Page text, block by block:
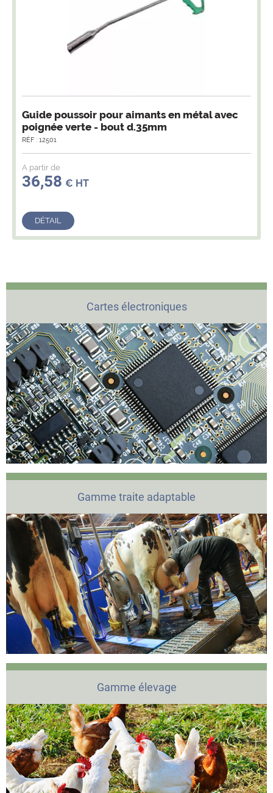
Guide poussoir pour aimants en métal avec
poignée verte - bout d.35mm
RÉF : 12501
A partir de
36,58 € HT
DÉTAIL
Cartes électroniques
Gamme traite adaptable
Gamme élevage